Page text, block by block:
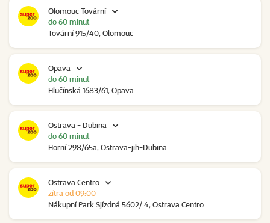
Olomouc Tovární
Tovární 915/40, Olomouc
do 60 minut
Opava
Hlučínská 1683/61, Opava
do 60 minut
Ostrava - Dubina
Horní 298/65a, Ostrava-jih-Dubina
do 60 minut
Ostrava Centro
Nákupní Park Sjízdná 5602/ 4, Ostrava Centro
zítra od 09:00